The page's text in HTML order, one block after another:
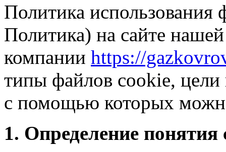
Политика использования
Политика) на сайте нашей
компании https://
типы файлов cookie, цели
с помощью которых
1. Определение понятия